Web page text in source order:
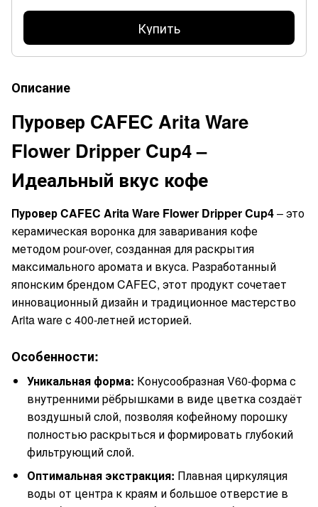
Купить
Описание
Пуровер CAFEC Arita Ware
Flower Dripper Cup4 –
Идеальный вкус кофе
Пуровер CAFEC Arita Ware Flower Dripper Cup4– это
керамическая воронка для заваривания кофе
методом pour-over, созданная для раскрытия
максимального аромата и вкуса. Разработанный
японским брендом CAFEC, этот продукт сочетает
инновационный дизайн и традиционное мастерство
Arita ware с 400-летней историей.
Особенности:
Уникальная форма: Конусообразная V60-форма с
внутренними рёбрышками в виде цветка создаёт
воздушный слой, позволяя кофейному порошку
полностью раскрыться и формировать глубокий
фильтрующий слой.
Оптимальная экстракция: Плавная циркуляция
воды от центра к краям и большое отверстие в